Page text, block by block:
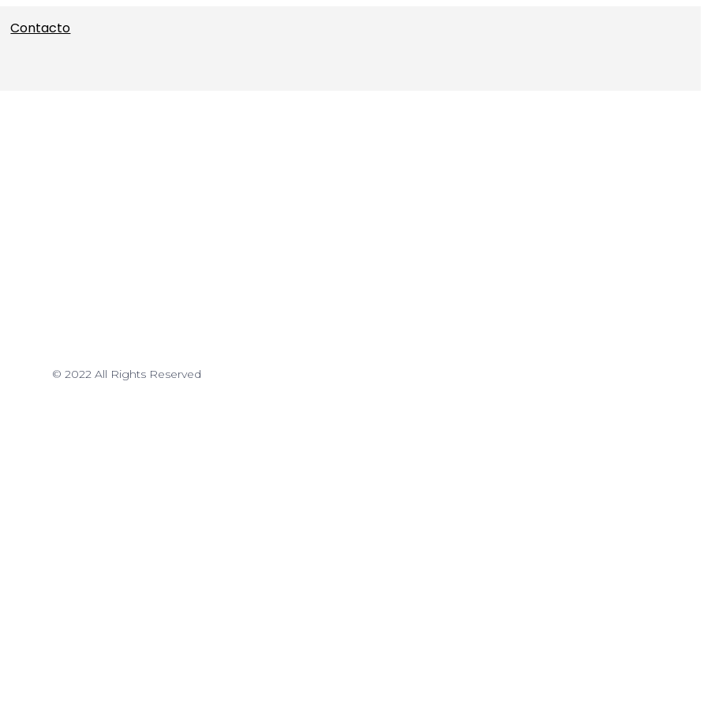
Contacto
© 2022 All Rights Reserved